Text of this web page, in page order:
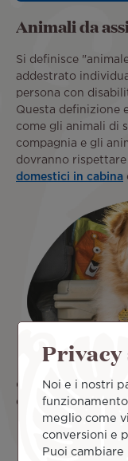
Animali da
Si definisce
addestrato
persona con
Questa definizione
come gli animali di
compagnia e gli
dovranno rispettare
domestici in cabina
Gli animali da
quotidiane di
Agorafobia;
Autismo;
Privacy
Noi e i nostri
meglio come
conversioni e
Puoi